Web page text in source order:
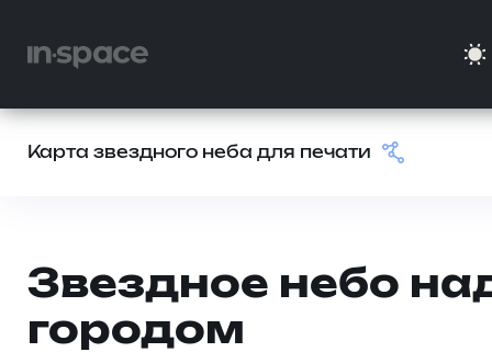
Карта звездного неба для печати
Звездное небо
городом